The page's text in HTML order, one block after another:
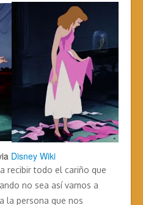
Disney Wiki
recibir todo el cariño que
no sea así vamos a
la persona que nos